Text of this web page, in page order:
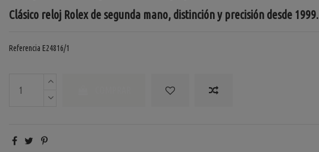
Clásico reloj Rolex de segunda mano, distinción y precisión desde 1999.
Referencia E24816/1